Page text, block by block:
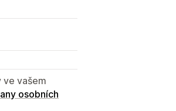
ve vašem
osobních